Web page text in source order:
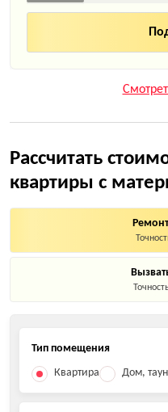
Рассчитать
квартиры с
Тип помещения
Квартира
Дом,